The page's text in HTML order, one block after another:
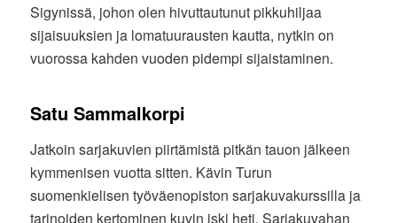
Sigynissä, johon olen hivuttautunut pikkuhiljaa
sijaisuuksien ja lomatuurausten kautta, nytkin on
vuorossa kahden vuoden pidempi sijaistaminen.
Satu Sammalkorpi
Jatkoin sarjakuvien piirtämistä pitkän tauon jälkeen
kymmenisen vuotta sitten. Kävin Turun
suomenkielisen työväenopiston sarjakuvakurssilla ja
tarinoiden kertominen kuvin iski heti. Sarjakuvahan